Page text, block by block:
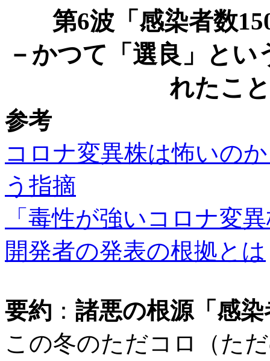
第6波 「感染者数
－ かつて「選良」とい
れたこ
参考
コロナ変異株は怖いの
う指摘
「毒性が強いコロナ変
開発者の発表の根拠とは
要約 ： 諸悪の根源「感
この冬のただコロ（た